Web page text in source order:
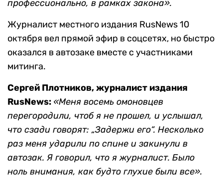
профессионально, в рамках закона».
Журналист местного издания RusNews 10
октября вел прямой эфир в соцсетях, но быстро
оказался в автозаке вместе с участниками
митинга.
Сергей Плотников, журналист издания
RusNews: «Меня восемь омоновцев
перегородили, чтоб я не прошел, и услышал,
что сзади говорят: „Задержи его“. Несколько
раз меня ударили по спине и закинули в
автозак. Я говорил, что я журналист. Было
ноль внимания, как будто глухие были все».